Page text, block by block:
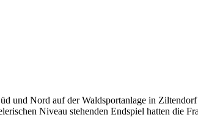
und Nord auf der Waldsportanlage in
Niveau stehenden Endspiel hatten die